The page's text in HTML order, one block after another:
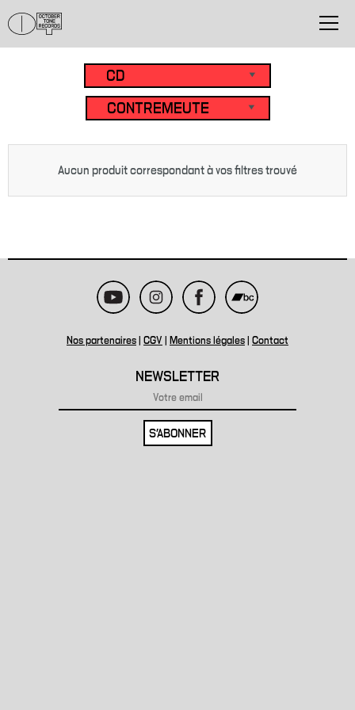
Aucun produit correspondant à vos filtres trouvé
Nos partenaires CGV Mentions légales Contact
NEWSLETTER
S'ABONNER